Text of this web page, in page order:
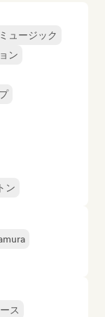
ュージック
ン
ン
ス